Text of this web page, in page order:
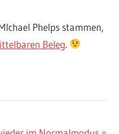
Phelps stammen,
Beleg.